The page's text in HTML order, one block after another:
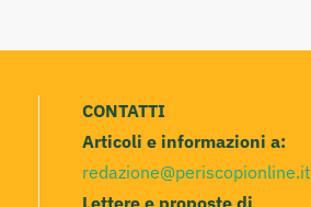
CONTATTI
Articoli e informazioni a:
redazione@periscopionline.it